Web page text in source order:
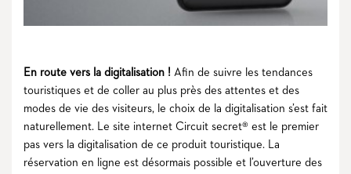
En route vers la digitalisation ! Afin de suivre les tendances
touristiques et de coller au plus près des attentes et des
modes de vie des visiteurs, le choix de la digitalisation s’est fait
naturellement. Le site internet Circuit secret® est le premier
pas vers la digitalisation de ce produit touristique. La
réservation en ligne est désormais possible et l’ouverture des